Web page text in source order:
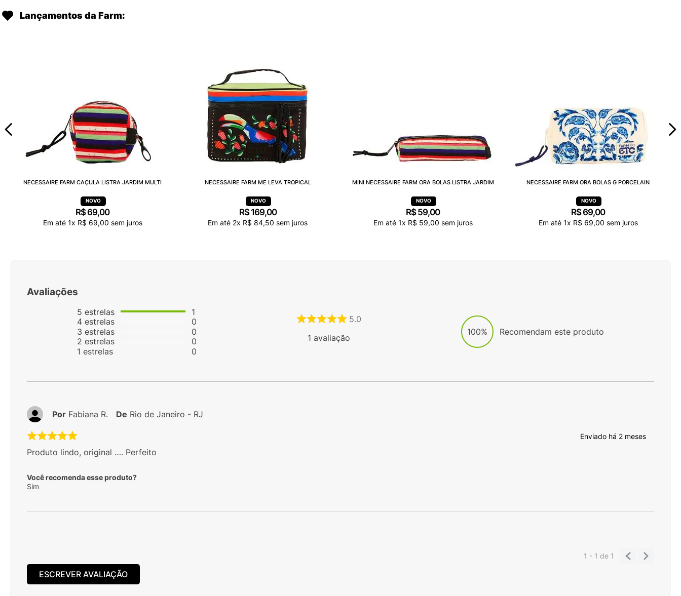
Lançamentos da Farm:
NECESSAIRE FARM CAÇULA LISTRA JARDIM MULTI
R$69,00
Em até 1x R$ 69,00 sem juros
NECESSAIRE FARM ME LEVA TROPICAL
R$ 169,00
Em até 2x R$ 84,50 sem juros
MINI NECESSAIRE FARM ORA BOLAS LISTRA JARDIM
R$59,00
Em até 1x R$ 59,00 sem juros
NECESSAIRE FARM ORA BOLAS G PORCELAIN
R$69,00
Em até 1x R$ 69,00 sem juros
Avaliações
5 estrelas
4estrelas
3 estrelas
2 estrelas
1 estrelas
1
0
0
0
0
5.0
1 avaliação
100% Recomendam este produto
Enviado há 2 meses
Produto lindo, original …. Perfeito
Você recomenda esse produto?
Sim
Por Fabiana R. De Rio de Janeiro - RJ
1 - 1de 1
ESCREVER AVALIAÇÃO